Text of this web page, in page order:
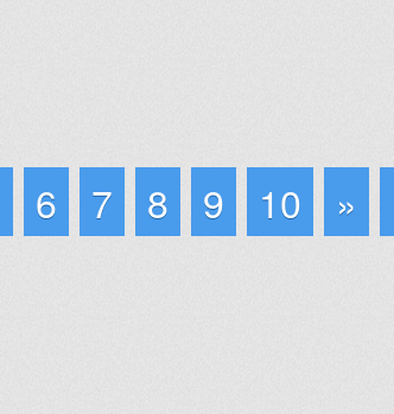
6 7 8 9 10 »